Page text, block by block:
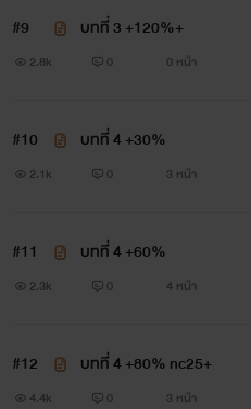
อนิจจาชีวิตสาวน้อยน้ำฝนกั
#9 บทที่ 3 +120%+
2.8k 0 0 หน้า
#10 บทที่ 4 +30%
2.1k 0 3 หน้า
#11 บทที่ 4 +60%
2.3k 0 4 หน้า
#12 บทที่ 4 +80% nc25+
4.4k 0 3 หน้า